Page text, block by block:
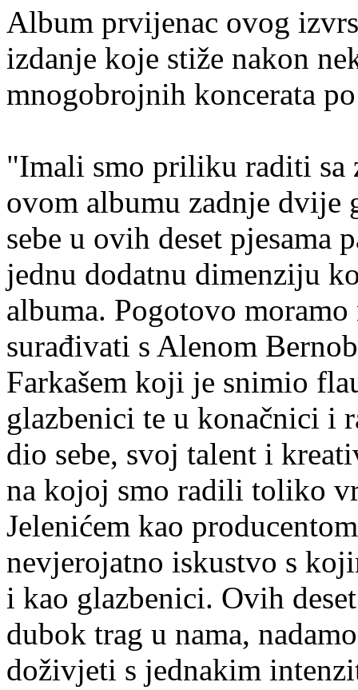
Album prvijenac ovog
izdanje koje stiže nakon
mnogobrojnih koncerata
"Imali smo priliku raditi sa
ovom albumu zadnje
sebe u ovih deset pjesama
jednu dodatnu dimenziju
albuma. Pogotovo
surađivati s Alenom
Farkašem koji je snimio
glazbenici te u konačnici i
dio sebe, svoj talent i
na kojoj smo radili toliko
Jelenićem kao
nevjerojatno iskustvo s
i kao glazbenici. Ovih
dubok trag u nama,
doživjeti s jednakim